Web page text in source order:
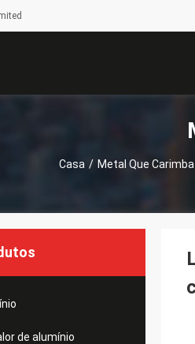
Casa / Metal Que
de alumínio